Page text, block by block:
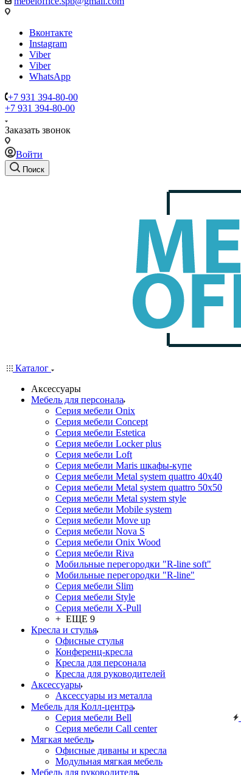
Вконтакте
Instagram
Viber
Viber
WhatsApp
+7 931 394-80-00
+7 931 394-80-00
Заказать звонок
Войти
Поиск
Каталог
Аксессуары
Мебель для персонала
Серия мебели Onix
Серия мебели Concept
Серия мебели Estetica
Серия мебели Locker plus
Серия мебели Loft
Серия мебели Maris шкафы-купе
Серия мебели Metal system quattro 40x40
Серия мебели Metal system quattro 50x50
Серия мебели Metal system style
Серия мебели Mobile system
Серия мебели Move up
Серия мебели Nova S
Серия мебели Onix Wood
Серия мебели Riva
Мобильные перегородки "R-line soft"
Мобильные перегородки "R-line"
Серия мебели Slim
Серия мебели Style
Серия мебели X-Pull
+ ЕЩЕ 9
Кресла и стулья
Офисные стулья
Конференц-кресла
Кресла для персонала
Кресла для руководителей
Аксессуары
Аксессуары из металла
Мебель для Колл-центра
Серия мебели Bell
Серия мебели Call center
Мягкая мебель
Офисные диваны и кресла
Модульная мягкая мебель
Мебель для руководителя